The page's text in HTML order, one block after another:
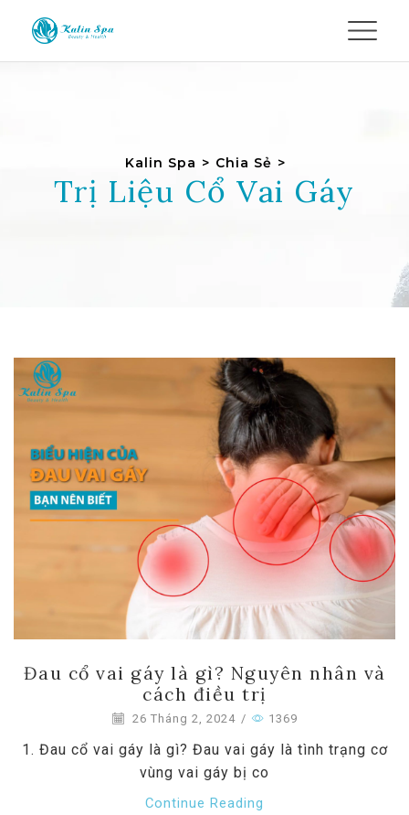
Kalin Spa > Chia Sẻ >
Trị Liệu Cổ Vai Gáy
Đau cổ vai gáy là gì? Nguyên nhân và
cách điều trị
26 Tháng 2, 2024 / 1369
1. Đau cổ vai gáy là gì? Đau vai gáy là tình trạng cơ
vùng vai gáy bị co
Continue Reading